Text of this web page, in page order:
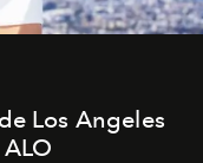
Los Angeles